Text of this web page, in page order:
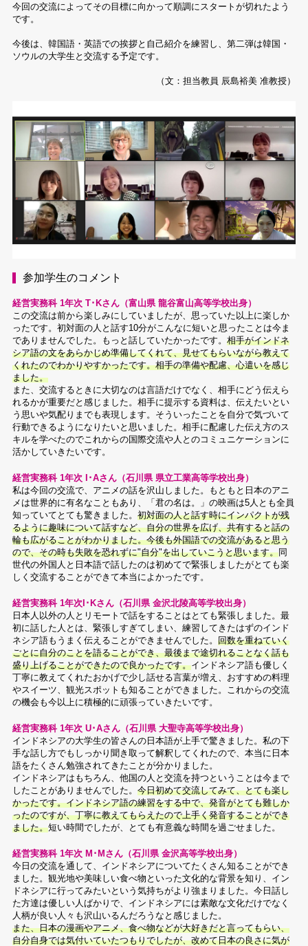
今回の交流によってその目標に向かって順調にスタートが切れたよう
です。
今後は、韓国語・英語での挨拶と自己紹介を練習し、第二弾は韓国・
ソウルの大学生と交流する予定です。
（文：担当教員 辰島裕美 准教授）
参加学生のコメント
経営実務科 1年次 T･Kさん（富山県 龍谷富山高等学校出身）
この交流は前から楽しみにしていましたが、思っていた以上に楽しか
ったです。初対面の人と話す10分がこんなに短いと思ったことは今ま
でありませんでした。もっと話していたかったです。 相手がインドネ
シア語の文をあらかじめ準備してくれて、見せてもらいながら教えて
くれたのでわかりやすかったです。相手の準備や配慮、心遣いを感じ
ました。
また、交流するときに大切なのは言語だけでなく、相手にどう伝えら
れるかが重要だと感じました。相手に提示する資料は、伝えたいとい
う思いや気配りまでも表現します。そういったことを自分で気づいて
行動できるようになりたいと思いました。相手に配慮した伝え方のス
キルを学べたのでこれからの国際交流や人とのコミュニケーションに
活かしていきたいです。
経営実務科 1年次 I･Aさん（石川県 県立工業高等学校出身）
私は今回の交流で、アニメの話を沢山しました。もともと日本のアニ
メは世界的に有名なこともあり、「君の名は。」の映画は5人とも全員
知っていてとても驚きました。 初対面の人と話す時にインパクトが残
るように趣味について話すなど、自分の世界を広げ、共有すると話の
輪も広がることがわかりました。今後も外国語での交流があると思う
ので、その時も失敗を恐れずに"自分"を出していこうと思います。同
世代の外国人と日本語で話したのは初めてで緊張しましたがとても楽
しく交流することができて本当によかったです。
経営実務科 1年次I･Kさん（石川県 金沢北陵高等学校出身）
日本人以外の人とリモートで話をすることはとても緊張しました。最
初に話した人とは、緊張しすぎてしまい、練習してきたはずのインド
ネシア語もうまく伝えることができませんでした。 回数を重ねていく
ごとに自分のことを語ることができ、最後まで途切れることなく話も
盛り上げることができたので良かったです。インドネシア語も優しく
丁寧に教えてくれたおかげで少し話せる言葉が増え、おすすめの料理
やスイーツ、観光スポットも知ることができました。これからの交流
の機会も今以上に積極的に頑張っていきたいです。
経営実務科 1年次 U･Aさん（石川県 大聖寺高等学校出身）
インドネシアの大学生の皆さんの日本語が上手で驚きました。私の下
手な話し方でもしっかり聞き取って解釈してくれたので、本当に日本
語をたくさん勉強されてきたことが分かりました。
インドネシアはもちろん、他国の人と交流を持つということは今まで
したことがありませんでした。 今日初めて交流してみて、とても楽し
かったです。インドネシア語の練習をする中で、発音がとても難しか
ったのですが、丁寧に教えてもらえたので上手く発音することができ
ました。短い時間でしたが、とても有意義な時間を過ごせました。
経営実務科 1年次 M･Mさん（石川県 金沢高等学校出身）
今日の交流を通して、インドネシアについてたくさん知ることができ
ました。観光地や美味しい食べ物といった文化的な背景を知り、イン
ドネシアに行ってみたいという気持ちがより強まりました。今日話し
た方達は優しい人ばかりで、インドネシアには素敵な文化だけでなく
人柄が良い人々も沢山いるんだろうなと感じました。
また、日本の漫画やアニメ、食べ物などが大好きだと言ってもらい、
自分自身では気付いていたつもりでしたが、改めて日本の良さに気が